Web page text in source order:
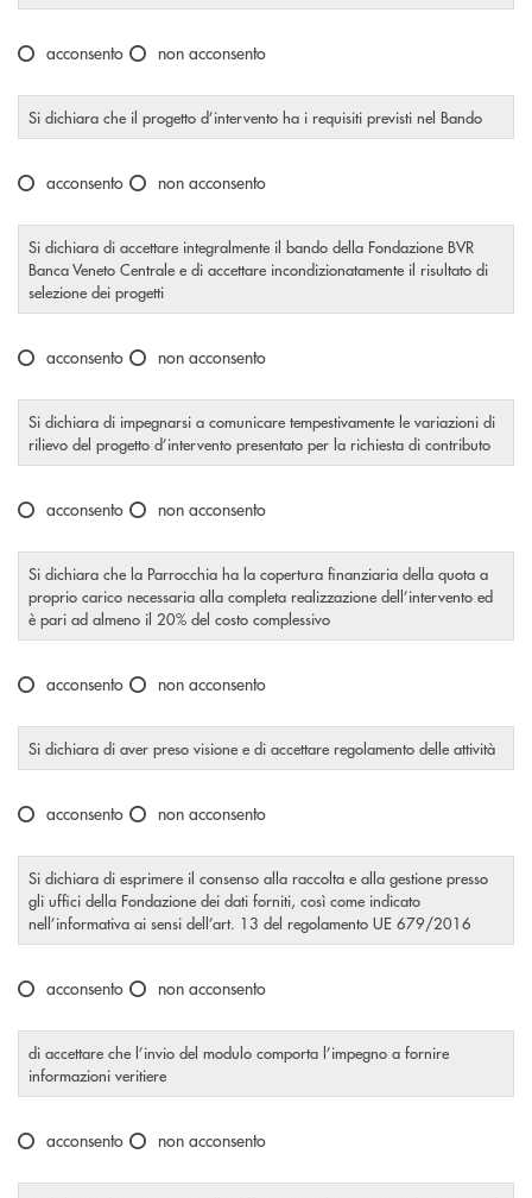
Scegliere un'opzione
acconsento non acconsento
Si dichiara che il progetto d’intervento ha i requisiti previsti nel Bando
Scegliere un'opzione
acconsento non acconsento
Si dichiara di accettare integralmente il bando della Fondazione BVR
Banca Veneto Centrale e di accettare incondizionatamente il risultato di
selezione dei progetti
Scegliere un'opzione
acconsento non acconsento
Si dichiara di impegnarsi a comunicare tempestivamente le variazioni di
rilievo del progetto d’intervento presentato per la richiesta di contributo
Scegliere un'opzione
acconsento non acconsento
Si dichiara che la Parrocchia ha la copertura finanziaria della quota a
proprio carico necessaria alla completa realizzazione dell’intervento ed
è pari ad almeno il 20% del costo complessivo
Scegliere un'opzione
acconsento non acconsento
Si dichiara di aver preso visione e di accettare regolamento delle attività
Scegliere un'opzione
acconsento non acconsento
Si dichiara di esprimere il consenso alla raccolta e alla gestione presso
gli uffici della Fondazione dei dati forniti, così come indicato
nell’informativa ai sensi dell’art. 13 del regolamento UE 679/2016
Scegliere un'opzione
acconsento non acconsento
di accettare che l’invio del modulo comporta l’impegno a fornire
informazioni veritiere
Scegliere un'opzione
acconsento non acconsento